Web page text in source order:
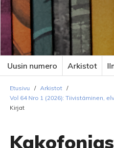
Uusin numero Arkistot
Etusivu / Arkistot /
Vol 64 Nro 1 (2026): Tiivistäminen,
Kirjat